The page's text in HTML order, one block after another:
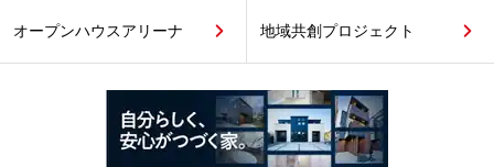
オープンハウスアリーナ 地域共創プロジェクト